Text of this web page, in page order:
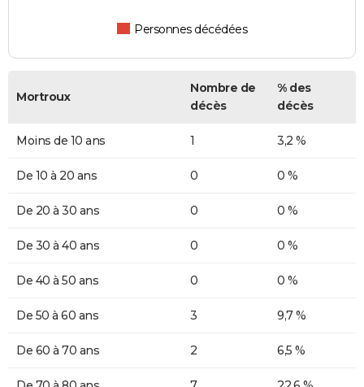
Personnes décédées
Mortroux
Nombre de
décès
% des
décès
Moins de 10 ans 1 3,2 %
De 10 à 20 ans 0 0 %
De 20 à 30 ans 0 0 %
De 30 à 40 ans 0 0 %
De 40 à 50 ans 0 0 %
De 50 à 60 ans 3 9,7 %
De 60 à 70 ans 2 6,5 %